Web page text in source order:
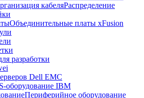
кабеляРаспределение
Объединительные платы xFusion
разработки
Dell EMC
оборудование IBM
Периферийное оборудование